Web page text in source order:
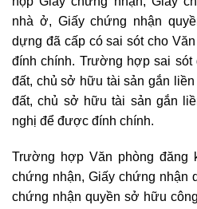
nhà ở, Giấy chứng nhận
dựng đã cấp có sai sót cho
đính chính. Trường hợp sai
đất, chủ sở hữu tài sản gắn
đất, chủ sở hữu tài sản gắn
nghị để được đính chính.
Trường hợp Văn phòng đăng
chứng nhận, Giấy chứng nhận
chứng nhận quyền sở hữu